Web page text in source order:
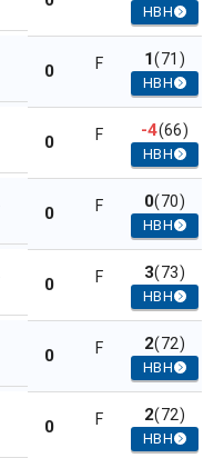
HBH
0 F 1(71)
HBH
0 F -4(66)
HBH
0 F 0(70)
HBH
0 F 3(73)
HBH
0 F 2(72)
HBH
0 F 2(72)
HBH